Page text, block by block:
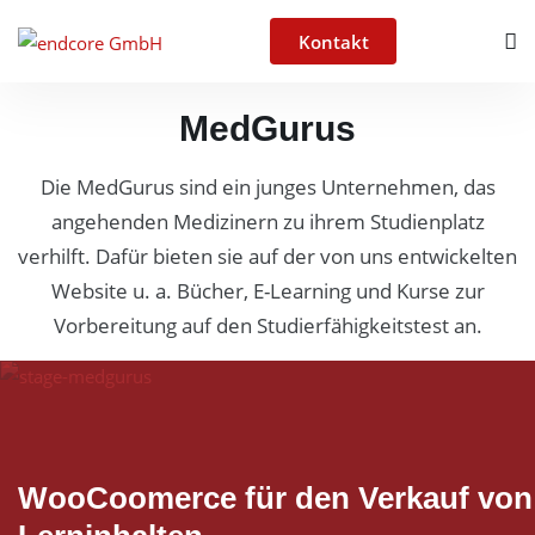
Kontakt
MedGurus
Die MedGurus sind ein junges Unternehmen, das
angehenden Medizinern zu ihrem Studienplatz
verhilft. Dafür bieten sie auf der von uns entwickelten
Website u. a. Bücher, E-Learning und Kurse zur
Vorbereitung auf den Studierfähigkeitstest an.
WooCoomerce für den Verkauf von